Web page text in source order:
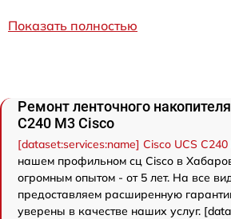
Показать полностью
Ремонт ленточного
C240 M3 Cisco
[dataset:services:name] Cisco UCS C240
нашем профильном сц Cisco в
огромным опытом - от 5 лет. На все
предоставляем расширенную
уверены в качестве наших услуг.